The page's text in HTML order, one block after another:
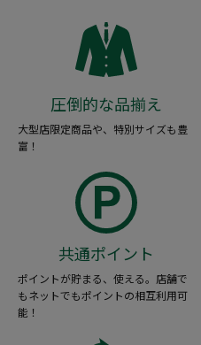
圧倒的な品揃え
大型店限定商品や、特別サイズも豊
富！
共通ポイント
ポイントが貯まる、使える。店舗で
もネットでもポイントの相互利用可
能！